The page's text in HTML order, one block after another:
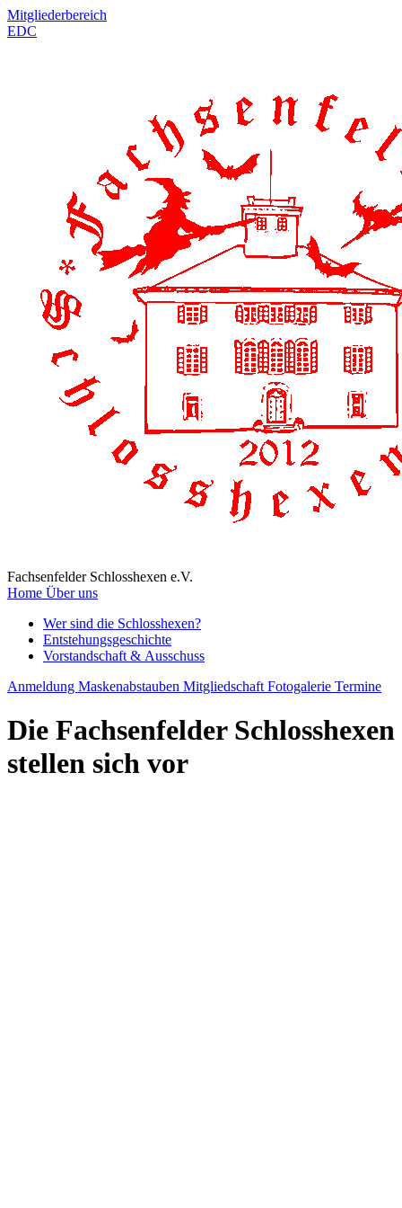
Mitgliederbereich
EDC
Fachsenfelder Schlosshexen e.V.
Home Über uns
Wer sind die Schlosshexen?
Entstehungsgeschichte
Vorstandschaft & Ausschuss
Anmeldung Maskenabstauben Mitgliedschaft Fotogalerie Termine
Die Fachsenfelder Schlosshexen
stellen sich vor